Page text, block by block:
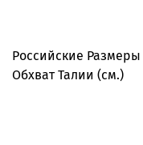
Российские Размеры
Обхват Талии (см.)